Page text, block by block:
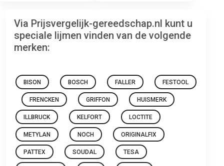
Via Prijsvergelijk-gereedschap.nl kunt u
speciale lijmen vinden van de volgende
merken:
BISON BOSCH FALLER FESTOOL
FRENCKEN GRIFFON HUISMERK
ILLBRUCK KELFORT LOCTITE
METYLAN NOCH ORIGINALFIX
PATTEX SOUDAL TESA